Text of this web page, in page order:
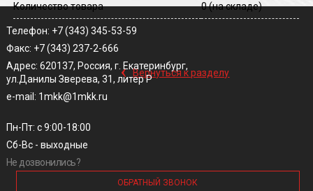
Количество товара 0(на складе)
‹ Вернуться к разделу
Телефон: +7 (343) 345-53-59
Факс: +7 (343) 237-2-666
Адрес: 620137, Россия, г. Екатеринбург,
ул.Данилы Зверева, 31, литер Р
e-mail: 1mkk@1mkk.ru
Пн-Пт: с 9:00-18:00
Сб-Вс - выходные
Не дозвонились?
ОБРАТНЫЙ ЗВОНОК